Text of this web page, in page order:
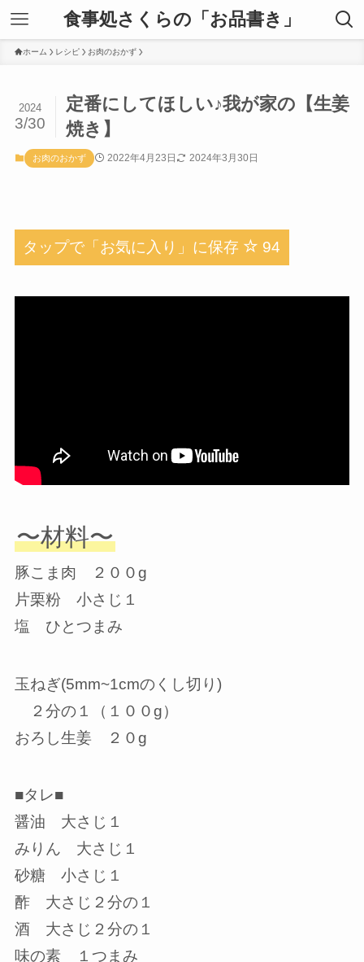
食事処さくらの「お品書き」
ホーム レシピ お肉のおかず
定番にしてほしい♪我が家の【生姜
焼き】
2024
3/30
お肉のおかず 2022年4月23日 2024年3月30日
タップで「お気に入り」に保存 94
〜材料〜
豚こま肉 ２００g
片栗粉 小さじ１
塩 ひとつまみ
玉ねぎ(5mm~1cmのくし切り)
２分の１（１００g）
おろし生姜 ２０g
■タレ■
醤油 大さじ１
みりん 大さじ１
砂糖 小さじ１
酢 大さじ２分の１
酒 大さじ２分の１
味の素 １つまみ